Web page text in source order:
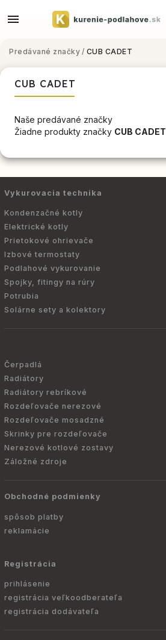
Predávané značky / CUB CADET
CUB CADET
Naše predávané značky
Žiadne produkty značky CUB CADET
Vykurovacia technika
Kondenzačné kotly
Elektrické kotly
Prietokové ohrievače
Izbové termostaty
Podlahové vykurovanie
Spojky, fitingy na rúry
Potrubia
Solárne sety a kolektory
Čerpadlá
Radiátory
Radiátory rebríkové
Rozdeľovače nerezové
Rozdeľovače mosadzné
Skrinky pre rozdeľovače
Nerezové kotlové zostavy
Záložné zdroje
Obchodné podmienky
spôsob platby
reklamácie
Registrácia
prihlásenie
registrácia veľkoodberateľa
registrácia dodávateľa